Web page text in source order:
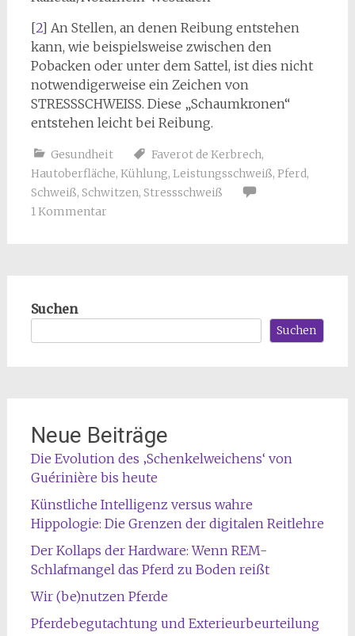
[2] An Stellen, an denen Reibung entstehen
kann, wie beispielsweise zwischen den
Pobacken oder unter dem Sattel, ist dies nicht
notwendigerweise ein Zeichen von
STRESSSCHWEISS. Diese „Schaumkronen“
entstehen leicht bei Reibung.
Gesundheit Faverot de Kerbrech,
Hautoberfläche, Kühlung, Leistungsschweiß, Pferd,
Schweiß, Schwitzen, Stressschweiß
1 Kommentar
Suchen
Suchen
Neue Beiträge
Die Evolution des ‚Schenkelweichens‘ von
Guérinière bis heute
Künstliche Intelligenz versus wahre
Hippologie: Die Grenzen der digitalen Reitlehre
Der Kollaps der Hardware: Wenn REM-
Schlafmangel das Pferd zu Boden reißt
Wir (be)nutzen Pferde
Pferdebegutachtung und Exterieurbeurteilung